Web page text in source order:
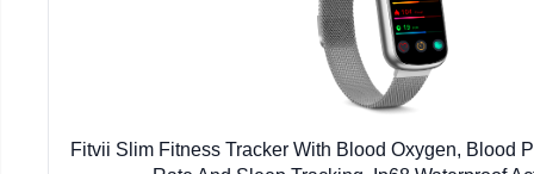
Fitvii Slim Fitness Tracker With Blood Oxygen, Blood